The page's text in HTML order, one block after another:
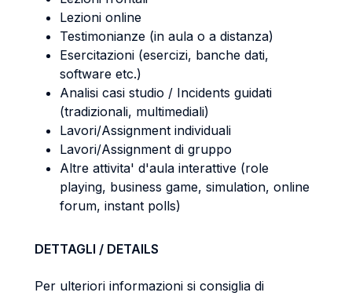
Lezioni online
Testimonianze (in aula o a distanza)
Esercitazioni (esercizi, banche dati,
software etc.)
Analisi casi studio / Incidents guidati
(tradizionali, multimediali)
Lavori/Assignment individuali
Lavori/Assignment di gruppo
Altre attivita' d'aula interattive (role
playing, business game, simulation, online
forum, instant polls)
DETTAGLI / DETAILS
Per ulteriori informazioni si consiglia di